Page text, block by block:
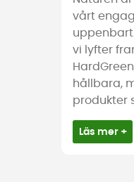
vårt
vi lyfter
hållbara,
produkter
Läs mer +